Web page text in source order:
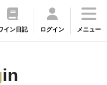
イン日記 ログイン メニュー
in